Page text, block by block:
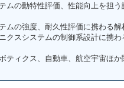
ムの動特性評価、性能向上を担
ムの強度、耐久性評価に携わる
クスシステムの制御系設計に携
ティクス、自動車、航空宇宙ほ